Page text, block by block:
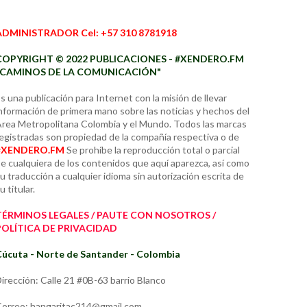
Cel: +57 310 8781918
© 2022 PUBLICACIONES - #XENDERO.FM
DE LA COMUNICACIÓN"
una publicación para Internet con la misión de llevar
de primera mano sobre las noticias y hechos del
Metropolitana Colombia y el Mundo. Todos las marcas
son propiedad de la compañía respectiva o de
Se prohíbe la reproducción total o parcial
cualquiera de los contenidos que aquí aparezca, así como
traducción a cualquier idioma sin autorización escrita de
titular.
LEGALES / PAUTE CON NOSOTROS /
DE PRIVACIDAD
- Norte de Santander - Colombia
Calle 21 #0B-63 barrio Blanco